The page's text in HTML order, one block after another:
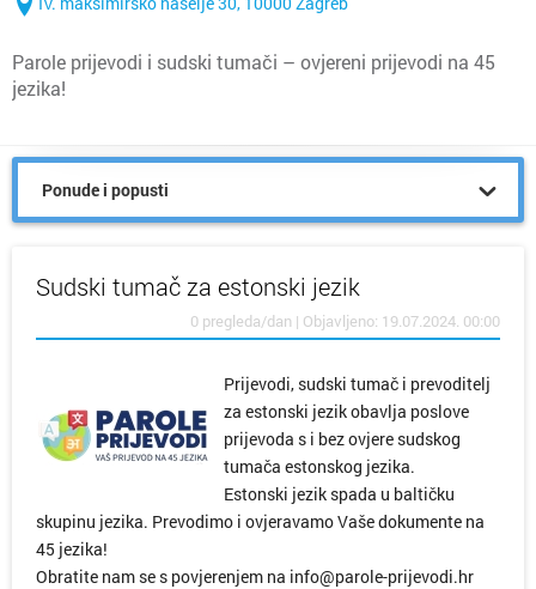
Parole prijevodi i sudski tumači – ovjereni prijevodi na 45
jezika!
Ponude i popusti
Sudski tumač za estonski jezik
0 pregleda/dan | Objavljeno: 19.07.2024. 00:00
Prijevodi, sudski tumač i prevoditelj
za estonski jezik obavlja poslove
prijevoda s i bez ovjere sudskog
tumača estonskog jezika.
Estonski jezik spada u baltičku
skupinu jezika. Prevodimo i ovjeravamo Vaše dokumente na
45 jezika!
Obratite nam se s povjerenjem na info@parole-prijevodi.hr